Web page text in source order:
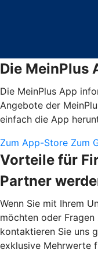
Die MeinPlus
Die MeinPlus App
Angebote der
einfach die App
Zum App-Store Zum
Vorteile für
Partner
Wenn Sie mit Ihrem
möchten oder
kontaktieren Sie uns
exklusive Mehrwerte